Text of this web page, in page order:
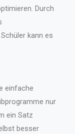
Durch
kann es
einfache
nur
ein Satz
besser